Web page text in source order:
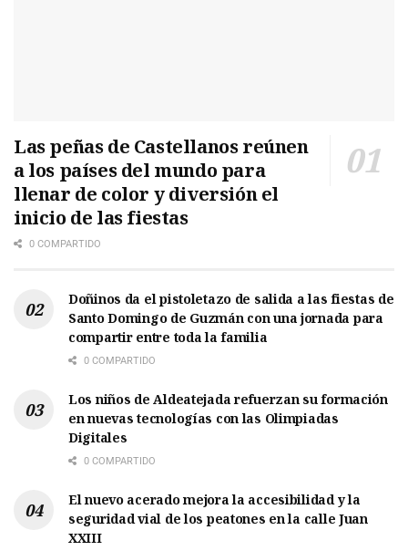
Las peñas de Castellanos reúnen
a los países del mundo para
llenar de color y diversión el
inicio de las fiestas
0 COMPARTIDO
Doñinos da el pistoletazo de salida a las fiestas de
Santo Domingo de Guzmán con una jornada para
compartir entre toda la familia
0 COMPARTIDO
Los niños de Aldeatejada refuerzan su formación
en nuevas tecnologías con las Olimpiadas
Digitales
0 COMPARTIDO
El nuevo acerado mejora la accesibilidad y la
seguridad vial de los peatones en la calle Juan
XXIII